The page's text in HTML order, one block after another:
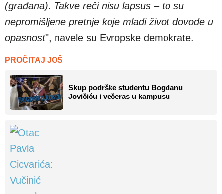
(građana). Takve reči nisu lapsus – to su
nepromišljene pretnje koje mladi život dovode u
opasnost", navele su Evropske demokrate.
PROČITAJ JOŠ
Skup podrške studentu Bogdanu
Jovičiću i večeras u kampusu